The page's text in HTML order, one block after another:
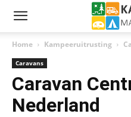
Home Kampeeruitrusting
Caravans
Caravan
Nederland